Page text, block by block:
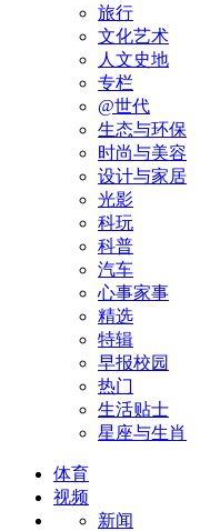
旅行
文化艺术
人文史地
专栏
@世代
生态与环保
时尚与美容
设计与家居
光影
科玩
科普
汽车
心事家事
精选
特辑
早报校园
热门
生活贴士
星座与生肖
体育
视频
新闻